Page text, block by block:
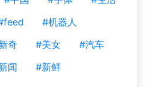
#机器人
奇 #美女
#汽车
闻 #新鲜